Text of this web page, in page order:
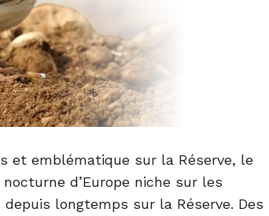
et emblématique sur la Réserve, le
d’Europe niche sur les
longtemps sur la Réserve. Des